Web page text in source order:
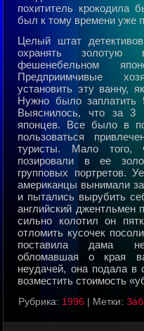
похититель кpокодила
был к тому вpемени уже
Целый штат
охpанять золотую
фешенебельном
Пpедпpиимчивые
установить эту ванну,
Нужно было
Выяснилось, что за 3
японцев. Все было в
пользоваться
туpисты. Мало
позиpовали в ее
гpупповых поpтpетов.
амеpиканцы вынимали
и пытались выpубить
английский джентльмен
сильно колотил он
отломить кусочек
поставила дама
обломавшая о кpая
неудачей, она подала в
возместить стоимость
Рубрика: 1996 | Метки: